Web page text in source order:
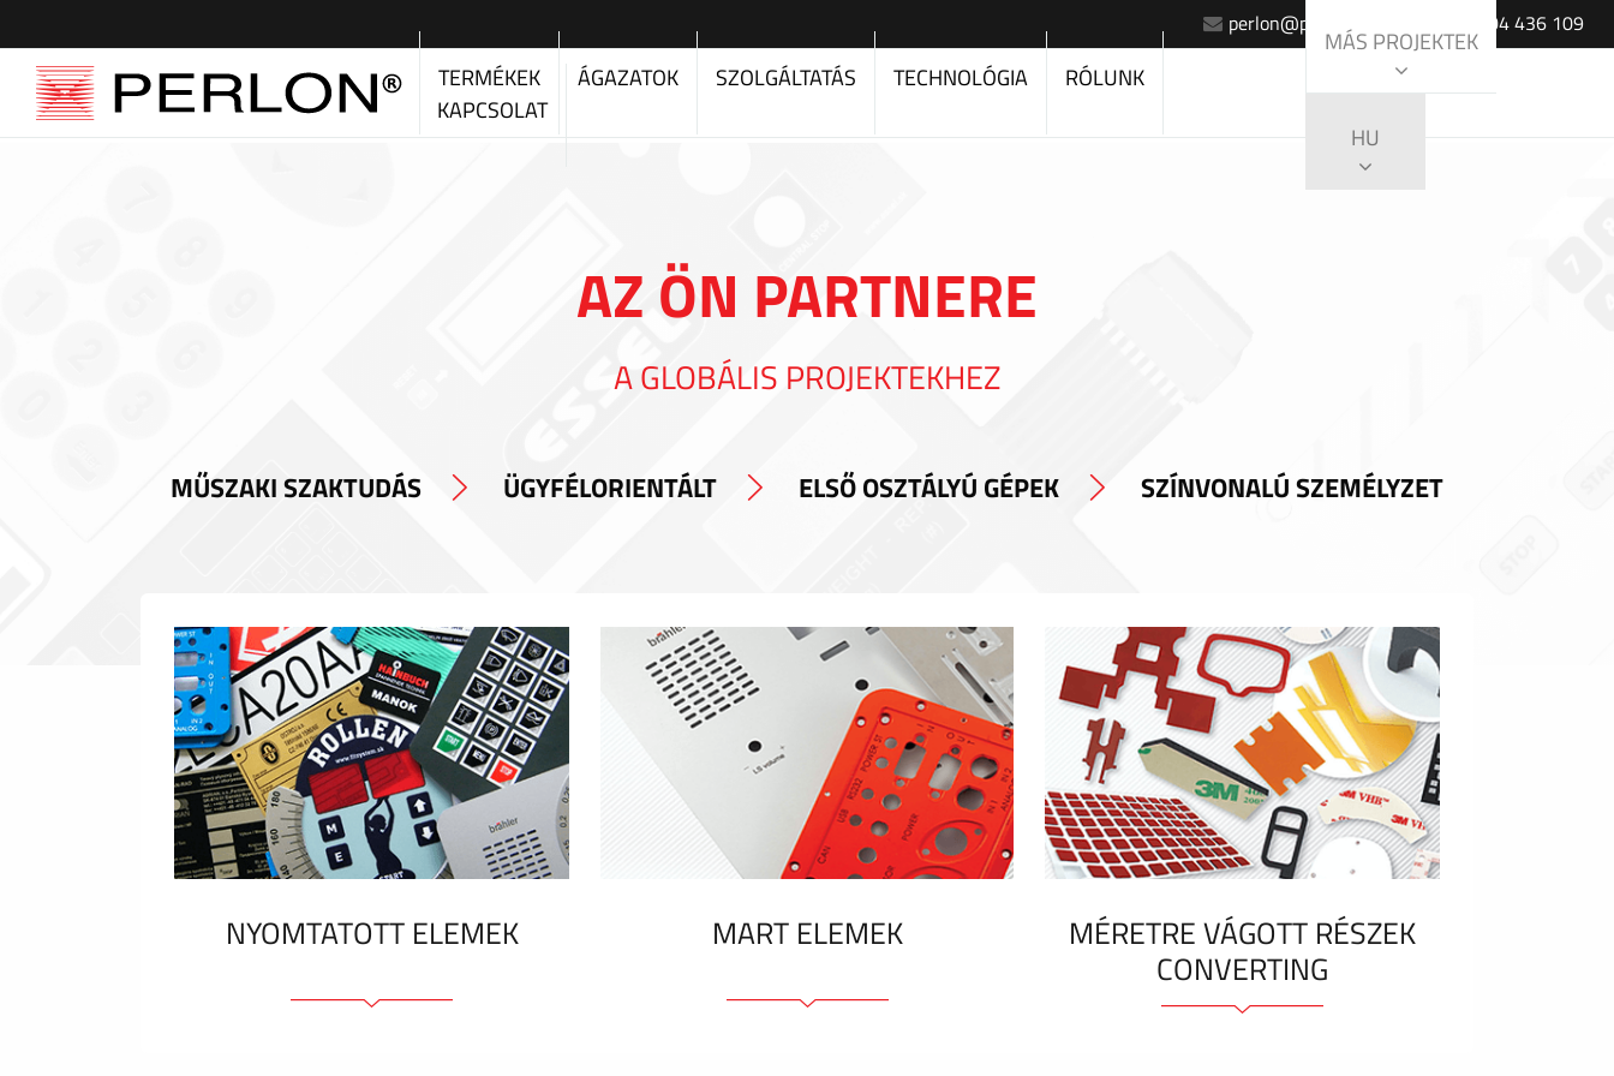
perlon@perlon.sk +420 604 436 109
TERMÉKEK ÁGAZATOK SZOLGÁLTATÁS TECHNOLÓGIA
RÓLUNK
KAPCSOLAT
MÁS PROJEKTEK
HU
AZ ÖN PARTNERE
A GLOBÁLIS PROJEKTEKHEZ
MŰSZAKI SZAKTUDÁS ÜGYFÉLORIENTÁLT ELSŐ OSZTÁLYÚ GÉPEK SZÍNVONALÚ SZEMÉLYZET
NYOMTATOTT ELEMEK MART ELEMEK MÉRETRE VÁGOTT RÉSZEK
CONVERTING